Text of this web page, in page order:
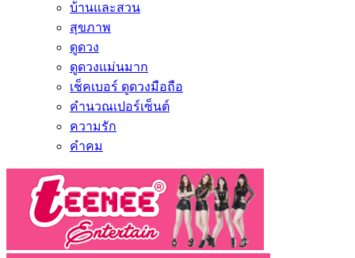
บ้านและสวน
สุขภาพ
ดูดวง
ดูดวงแม่นมาก
เช็คเบอร์ ดูดวงมือถือ
คำนวณเปอร์เซ็นต์
ความรัก
คำคม